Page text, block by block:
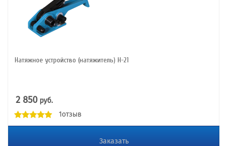
Натяжное устройство (натяжитель) Н-21
2 850 руб.
1отзыв
Заказать